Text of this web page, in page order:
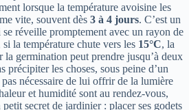
lorsque la température avoisine les
vite, souvent dès 3 à 4 jours. C’est un
réveille promptement avec un rayon de
la température chute vers les 15°C, la
la germination peut prendre jusqu’à deux
précipiter les choses, sous peine d’un
nécessaire de lui offrir de la lumière
et humidité sont au rendez-vous,
secret de jardinier : placer ses godets